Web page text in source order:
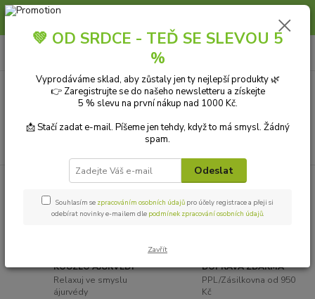
Slunce, koupání a horko dávají vlasům zabrat. Dopřejte jim šetrnou péči s
CZK
KOUZLO ÁJURVÉDY
Relaxuj ve smyslu
ájurvédy
DOPRAVA ZDARMA
PPL/Zásilkovna od 950
Kč
💚 OD SRDCE - TEĎ SE SLEVOU 5
%
Vyprodáváme sklad, aby zůstaly jen ty nejlepší produkty 🌿
👉 Zaregistrujte se do našeho newsletteru a získejte
5 % slevu na první nákup nad 1000 Kč.
📩 Stačí zadat e-mail. Píšeme jen tehdy, když to má smysl. Žádný
spam.
Odeslat
Souhlasím se zpracováním osobních údajů pro účely registrace a přeji si
odebírat novinky e-mailem dle podmínek zpracování osobních údajů.
Zavřít